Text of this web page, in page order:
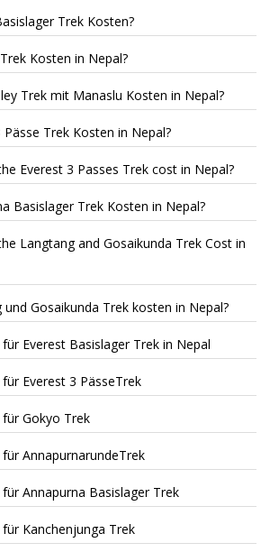
Trek Kosten?
Kosten in Nepal?
Trek mit Manaslu Kosten in Nepal?
Pässe Trek Kosten in Nepal?
Everest 3 Passes Trek cost in Nepal?
Basislager Trek Kosten in Nepal?
Langtang and Gosaikunda Trek Cost in
und Gosaikunda Trek kosten in Nepal?
Everest Basislager Trek in Nepal
Everest 3 PässeTrek
Gokyo Trek
AnnapurnarundeTrek
Annapurna Basislager Trek
Kanchenjunga Trek